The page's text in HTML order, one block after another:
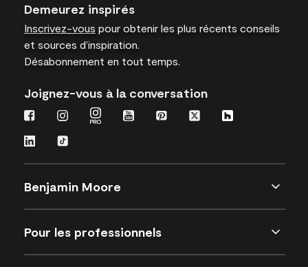
Demeurez inspirés
Inscrivez-vous pour obtenir les plus récents conseils
et sources d’inspiration.
Désabonnement en tout temps.
Joignez-vous à la conversation
Benjamin Moore
Pour les professionnels